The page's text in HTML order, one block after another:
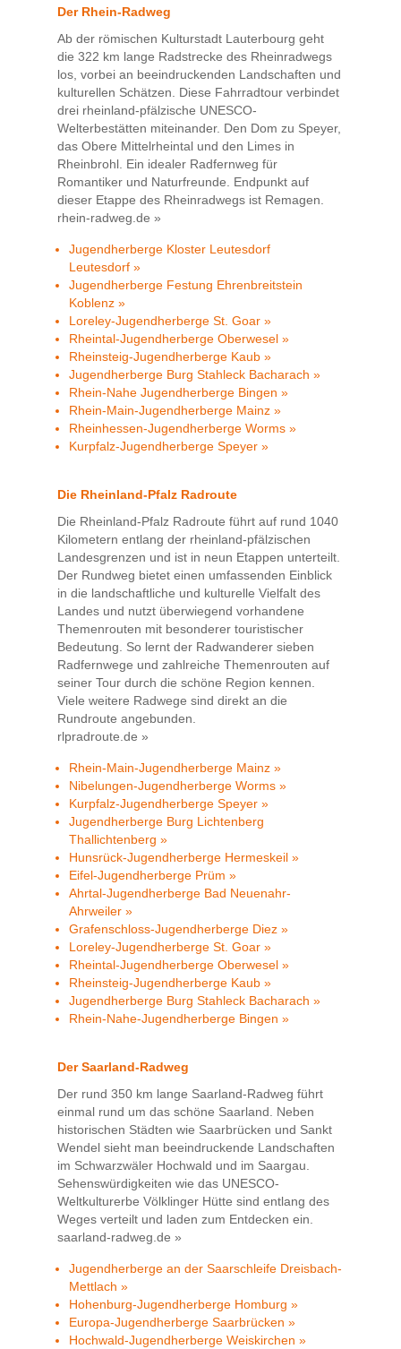
Der Rhein-Radweg
Ab der römischen Kulturstadt Lauterbourg geht
die 322 km lange Radstrecke des Rheinradwegs
los, vorbei an beeindruckenden Landschaften und
kulturellen Schätzen. Diese Fahrradtour verbindet
drei rheinland-pfälzische UNESCO-
Welterbestätten miteinander. Den Dom zu Speyer,
das Obere Mittelrheintal und den Limes in
Rheinbrohl. Ein idealer Radfernweg für
Romantiker und Naturfreunde. Endpunkt auf
dieser Etappe des Rheinradwegs ist Remagen.
rhein-radweg.de »
Jugendherberge Kloster Leutesdorf
Leutesdorf »
Jugendherberge Festung Ehrenbreitstein
Koblenz »
Loreley-Jugendherberge St. Goar »
Rheintal-Jugendherberge Oberwesel »
Rheinsteig-Jugendherberge Kaub »
Jugendherberge Burg Stahleck Bacharach »
Rhein-Nahe Jugendherberge Bingen »
Rhein-Main-Jugendherberge Mainz »
Rheinhessen-Jugendherberge Worms »
Kurpfalz-Jugendherberge Speyer »
Die Rheinland-Pfalz Radroute
Die Rheinland-Pfalz Radroute führt auf rund 1040
Kilometern entlang der rheinland-pfälzischen
Landesgrenzen und ist in neun Etappen unterteilt.
Der Rundweg bietet einen umfassenden Einblick
in die landschaftliche und kulturelle Vielfalt des
Landes und nutzt überwiegend vorhandene
Themenrouten mit besonderer touristischer
Bedeutung. So lernt der Radwanderer sieben
Radfernwege und zahlreiche Themenrouten auf
seiner Tour durch die schöne Region kennen.
Viele weitere Radwege sind direkt an die
Rundroute angebunden.
rlpradroute.de »
Rhein-Main-Jugendherberge Mainz »
Nibelungen-Jugendherberge Worms »
Kurpfalz-Jugendherberge Speyer »
Jugendherberge Burg Lichtenberg
Thallichtenberg »
Hunsrück-Jugendherberge Hermeskeil »
Eifel-Jugendherberge Prüm »
Ahrtal-Jugendherberge Bad Neuenahr-
Ahrweiler »
Grafenschloss-Jugendherberge Diez »
Loreley-Jugendherberge St. Goar »
Rheintal-Jugendherberge Oberwesel »
Rheinsteig-Jugendherberge Kaub »
Jugendherberge Burg Stahleck Bacharach »
Rhein-Nahe-Jugendherberge Bingen »
Der Saarland-Radweg
Der rund 350 km lange Saarland-Radweg führt
einmal rund um das schöne Saarland. Neben
historischen Städten wie Saarbrücken und Sankt
Wendel sieht man beeindruckende Landschaften
im Schwarzwäler Hochwald und im Saargau.
Sehenswürdigkeiten wie das UNESCO-
Weltkulturerbe Völklinger Hütte sind entlang des
Weges verteilt und laden zum Entdecken ein.
saarland-radweg.de »
Jugendherberge an der Saarschleife Dreisbach-
Mettlach »
Hohenburg-Jugendherberge Homburg »
Europa-Jugendherberge Saarbrücken »
Hochwald-Jugendherberge Weiskirchen »